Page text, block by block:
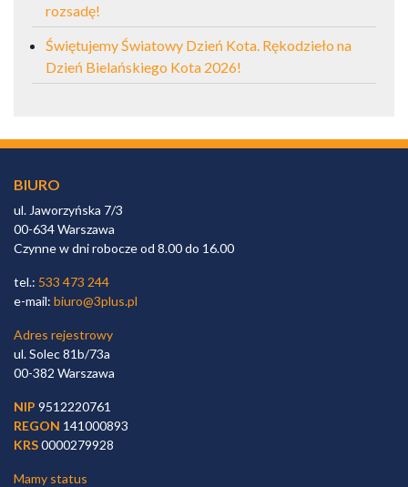
rozsadę!
Świętujemy Światowy Dzień Kota. Rękodzieło na
Dzień Bielańskiego Kota 2026!
BIURO
ul. Jaworzyńska 7/3
00-634 Warszawa
Czynne w dni robocze od 8.00 do 16.00
tel.: 533 473 244
e-mail: biuro@3plus.pl
Adres rejestrowy
ul. Solec 81b/73a
00-382 Warszawa
NIP 9512220761
REGON 141000893
KRS0000279928
Mamy status